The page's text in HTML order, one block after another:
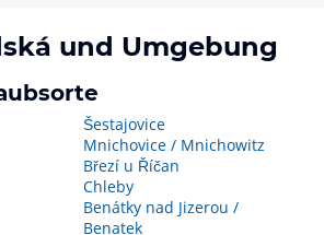
und Umgebung
Šestajovice
Mnichovice / Mnichowitz
Březí u Říčan
Chleby
Benátky nad Jizerou /
Benatek